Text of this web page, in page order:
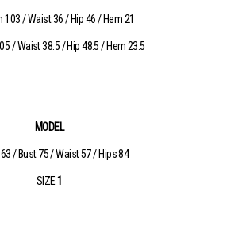
103 / Waist 36 / Hip 46 / Hem 21
/ Waist 38.5 / Hip 48.5 / Hem 23.5
MODEL
/ Bust 75 / Waist 57 / Hips 84
SIZE1